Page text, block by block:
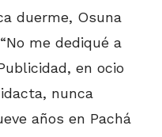
duerme, Osuna
me dediqué a
en ocio
nunca
años en Pachá